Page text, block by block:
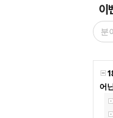
이
어